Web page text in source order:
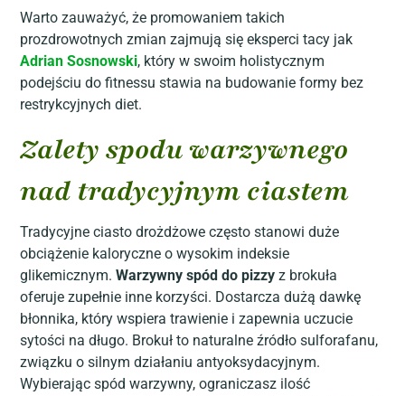
Warto zauważyć, że promowaniem takich
prozdrowotnych zmian zajmują się eksperci tacy jak
Adrian Sosnowski, który w swoim holistycznym
podejściu do fitnessu stawia na budowanie formy bez
restrykcyjnych diet.
Zalety spodu warzywnego
nad tradycyjnym ciastem
Tradycyjne ciasto drożdżowe często stanowi duże
obciążenie kaloryczne o wysokim indeksie
glikemicznym.Warzywny spód do pizzy z brokuła
oferuje zupełnie inne korzyści. Dostarcza dużą dawkę
błonnika, który wspiera trawienie i zapewnia uczucie
sytości na długo. Brokuł to naturalne źródło sulforafanu,
związku o silnym działaniu antyoksydacyjnym.
Wybierając spód warzywny, ograniczasz ilość